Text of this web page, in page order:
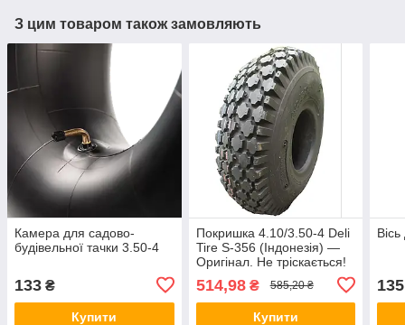
З цим товаром також замовляють
Камера для садово-
будівельної тачки 3.50-4
133 ₴
Купити
Покришка 4.10/3.50-4 Deli
Tire S-356 (Індонезія) —
Оригінал. Не тріскається!
514,98₴ 585,20 ₴
Купити